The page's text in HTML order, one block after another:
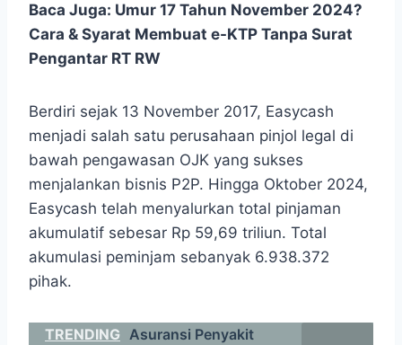
Baca Juga: Umur 17 Tahun November 2024?
Cara & Syarat Membuat e-KTP Tanpa Surat
Pengantar RT RW
Berdiri sejak 13 November 2017, Easycash
menjadi salah satu perusahaan pinjol legal di
bawah pengawasan OJK yang sukses
menjalankan bisnis P2P. Hingga Oktober 2024,
Easycash telah menyalurkan total pinjaman
akumulatif sebesar Rp 59,69 triliun. Total
akumulasi peminjam sebanyak 6.938.372
pihak.
TRENDING Asuransi Penyakit